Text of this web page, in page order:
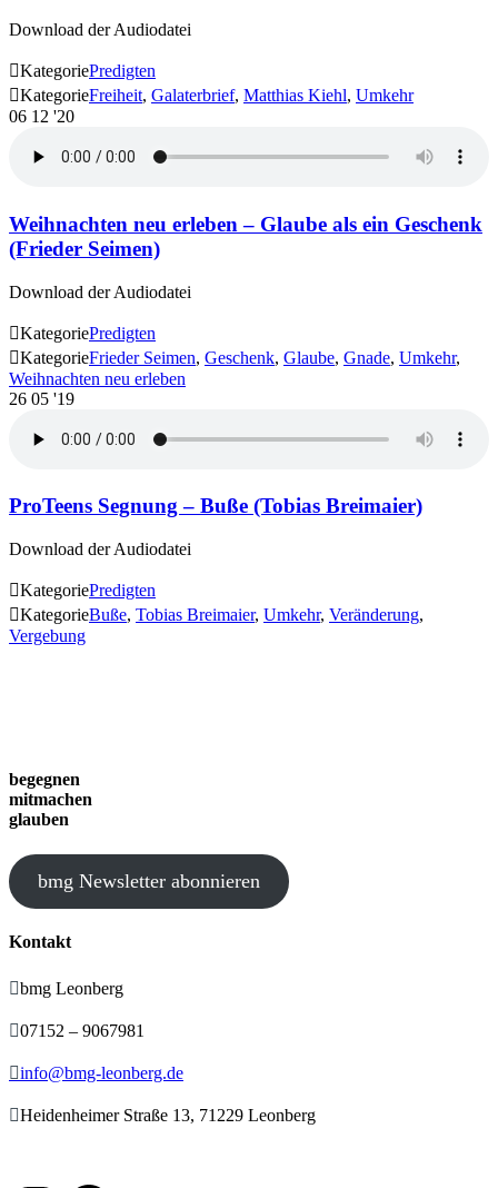
Download der Audiodatei
KategoriePredigten
KategorieFreiheit, Galaterbrief, Matthias Kiehl, Umkehr
06 12 '20
Weihnachten neu erleben – Glaube als ein Geschenk
(Frieder Seimen)
Download der Audiodatei
KategoriePredigten
KategorieFrieder Seimen, Geschenk, Glaube, Gnade, Umkehr,
Weihnachten neu erleben
26 05 '19
ProTeens Segnung – Buße (Tobias Breimaier)
Download der Audiodatei
KategoriePredigten
KategorieBuße, Tobias Breimaier, Umkehr, Veränderung,
Vergebung
begegnen
mitmachen
glauben
bmg Newsletter abonnieren
Kontakt
bmg Leonberg
07152 – 9067981
info@bmg-leonberg.de
Heidenheimer Straße 13, 71229 Leonberg